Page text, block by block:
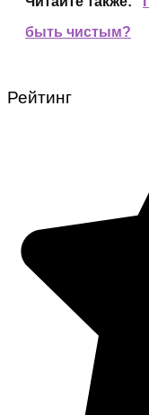
быть чистым?
Рейтинг